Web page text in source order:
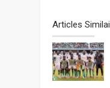
Articles